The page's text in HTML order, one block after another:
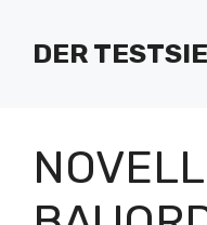
Inhalt
springen
DER